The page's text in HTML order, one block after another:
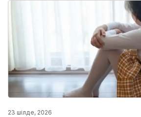
23 шілде, 2026